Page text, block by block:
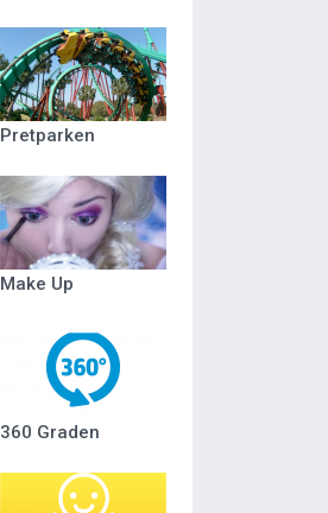
Pretparken
Make Up
360 Graden